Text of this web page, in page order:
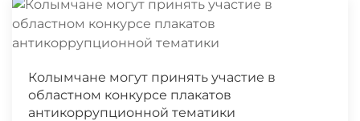
Колымчане могут принять участие в
областном конкурсе плакатов
антикоррупционной тематики